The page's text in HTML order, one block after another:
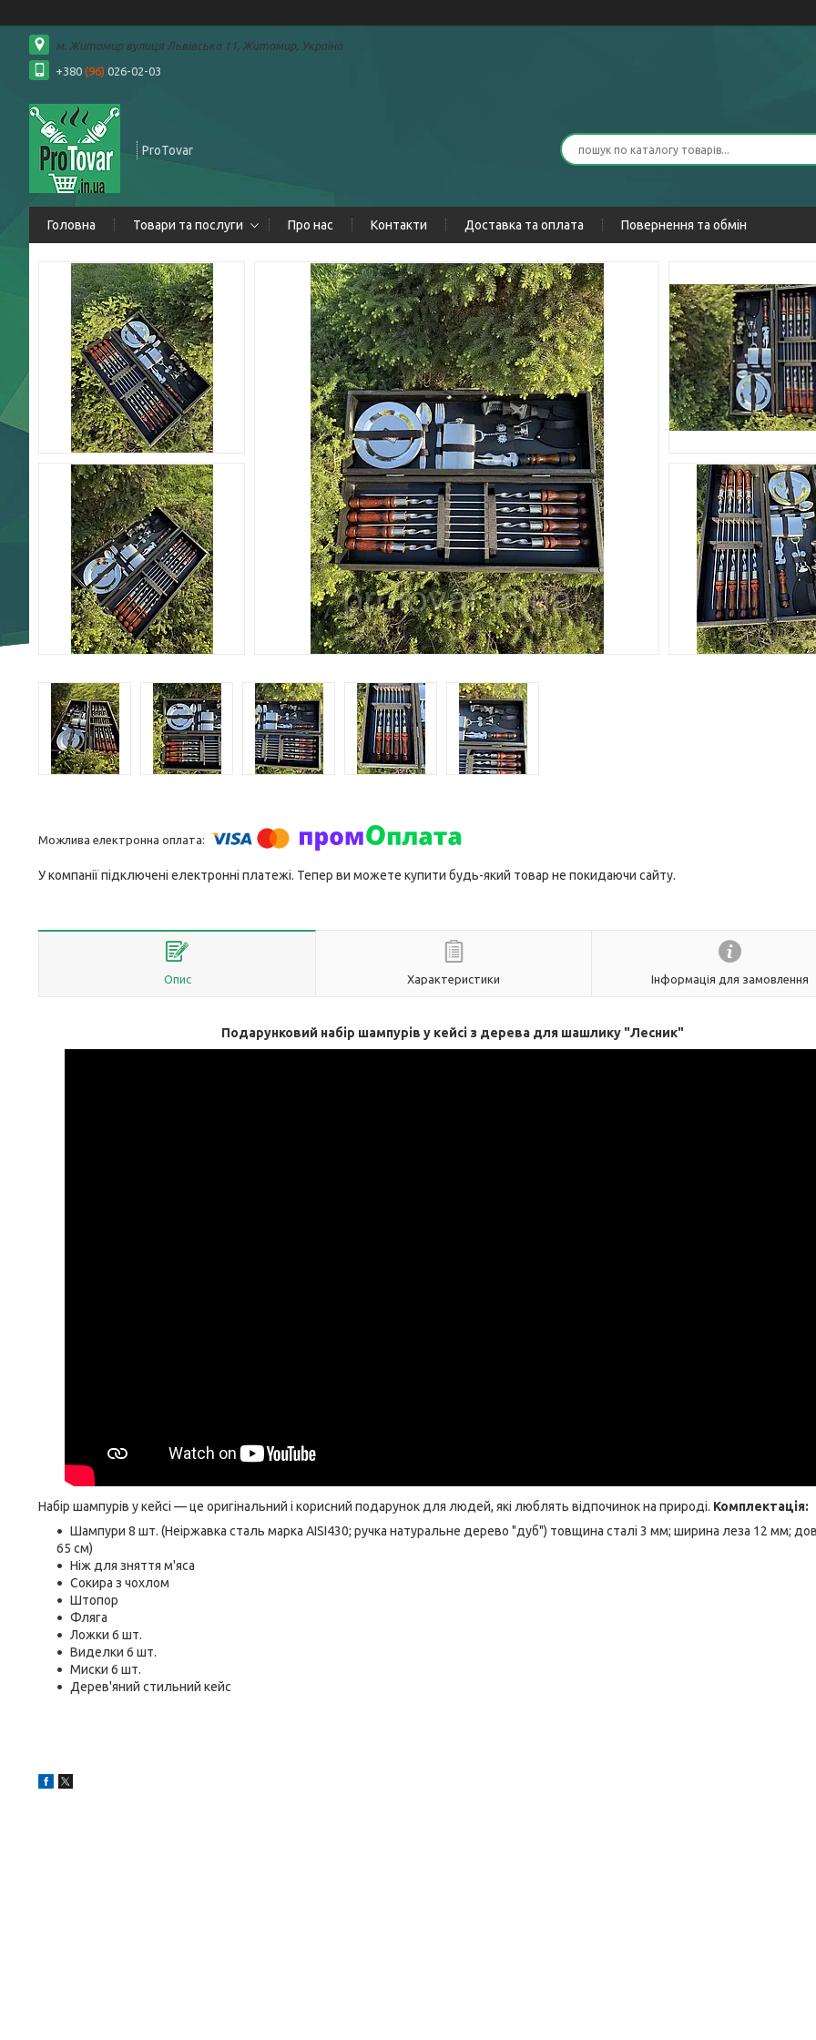
м. Житомир вулиця Львівська 11, Житомир, Україна
+380 (96) 026-02-03
ProTovar
Головна Товари та послуги Про нас Контакти Доставка та оплата Повернення та обмін
У компанії підключені електронні платежі. Тепер ви можете купити будь-який товар не покидаючи сайту.
Опис Характеристики Інформація для замовлення
Подарунковий набір шампурів у кейсі з дерева для шашлику "Лесник"
Набір шампурів у кейсі — це оригінальний і корисний подарунок для людей, які люблять відпочинок на природі. Комплектація:
Шампури 8 шт. (Неіржавка сталь марка AISI430; ручка натуральне дерево "дуб") товщина сталі 3 мм; ширина леза 12 мм;
65 см)
Ніж для зняття м'яса
Сокира з чохлом
Штопор
Фляга
Ложки 6 шт.
Виделки 6 шт.
Миски 6 шт.
Дерев'яний стильний кейс